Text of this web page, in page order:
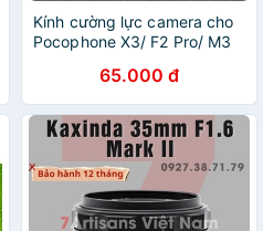
Kính cường lực camera cho
Pocophone X3/ F2 Pro/ M3
65.000 đ